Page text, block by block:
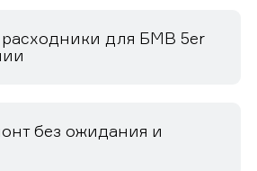
расходники для БМВ 5er
без ожидания и